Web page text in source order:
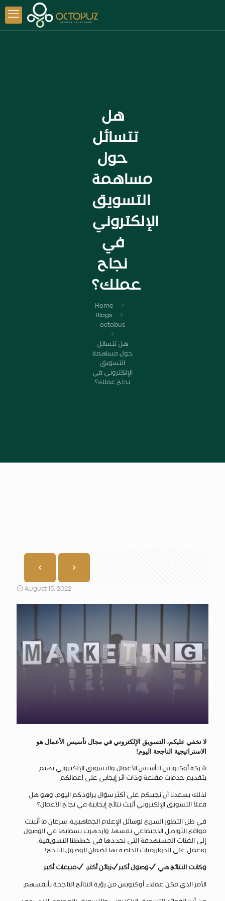
هل
تتسائل
حول
مساهمة
التسويق
الإلكتروني
في
نجاح
عملك؟
Home
Blogs
octobus
هل تتسائل
حول مساهمة
التسويق
الإلكتروني في
نجاح عملك؟
August 15, 2022
لا نخفي عليكم، التسويق الإلكتروني في مجال تأسيس الأعمال هو
الاستراتيجية الناجحة اليوم!
شركة أوكتوبس لتأسيس الأعمال والتسويق الإلكتروني تهتم
بتقديم حدمات مقنعة وذات أثر إيجابي على أعمالكم
لذلك يسعدنا أن نجيبكم على أكثر سؤال يراودكم اليوم، وهو هل
فعلاً التسويق الإلكتروني أثبت نتائح إيجابية في نجاح الأعمال؟
في ظل التطور السريع لوسائل الإعلام الجماهيرية، سرعان ما أثبتت
مواقع التواصل الاجتماعي نفسها، وازدهرت بسماتها في الوصول
إلى الفئات المستهدفة التي نحددها في خططنا التسويقية،
ونعمل على الخوارزميات الخاصة بها لضمان الوصول الناجح!
وكانت النتائج هي وصول أكبر زبائن أكثر، مبيعات أكبر
الأمر الذي مكن عملاء أوكتوبس من رؤية النتائج الناجحة بأنفسهم.